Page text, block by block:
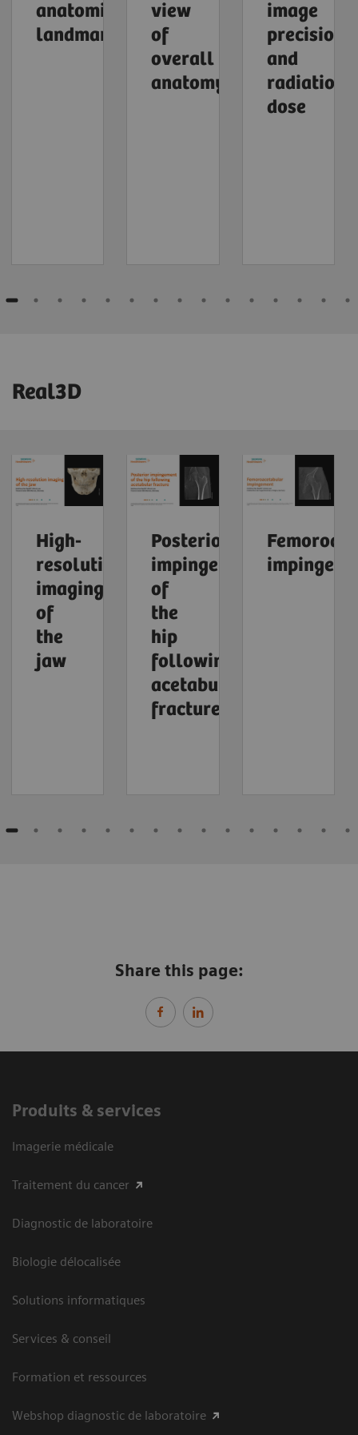
anatomical
landmarks
view
of
overall
anatomy
image
precision
and
radiation
dose
Real3D
High-
resolution
imaging
of
the
jaw
Posterior
impingement
of
the
hip
following
acetabular
fracture
Share this page:
Produits & services
Imagerie médicale
Traitement du cancer
Diagnostic de laboratoire
Biologie délocalisée
Solutions informatiques
Services & conseil
Formation et ressources
Webshop diagnostic de laboratoire